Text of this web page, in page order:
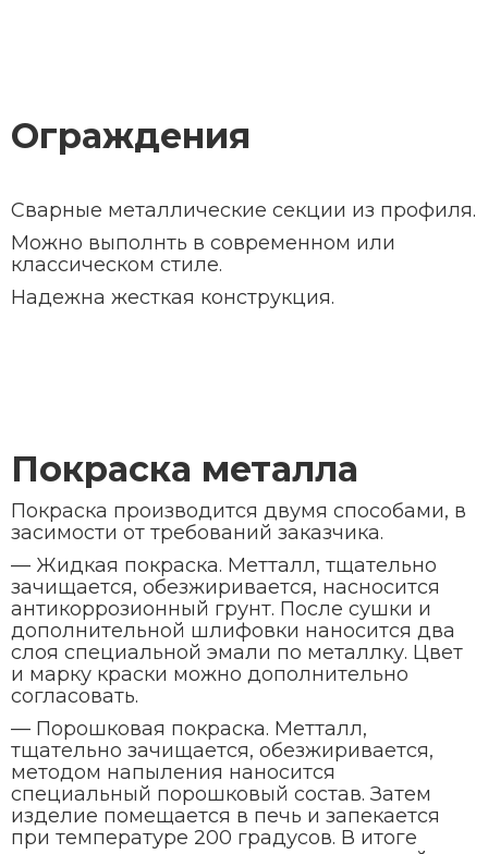
Ограждения
Сварные металлические секции из профиля.
Можно выполнть в современном или
классическом стиле.
Надежна жесткая конструкция.
Покраска металла
Покраска производится двумя способами, в
засимости от требований заказчика.
— Жидкая покраска. Метталл, тщательно
зачищается, обезжиривается, насносится
антикоррозионный грунт. После сушки и
дополнительной шлифовки наносится два
слоя специальной эмали по металлку. Цвет
и марку краски можно дополнительно
согласовать.
— Порошковая покраска. Метталл,
тщательно зачищается, обезжиривается,
методом напыления наносится
специальный порошковый соcтав. Затем
изделие помещается в печь и запекается
при температуре 200 градусов. В итоге